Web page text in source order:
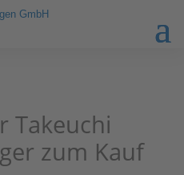
Takeuchi
zum Kauf